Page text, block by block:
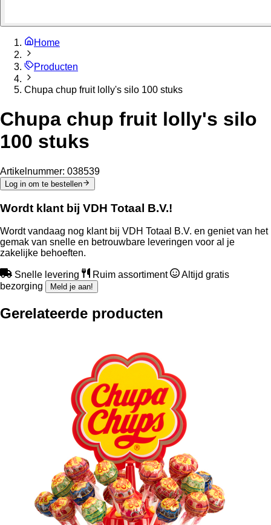
Home
Producten
Chupa chup fruit lolly's silo 100 stuks
Chupa chup fruit lolly's silo
100 stuks
Artikelnummer: 038539
Log in om te bestellen
Wordt klant bij VDH Totaal B.V.!
Wordt vandaag nog klant bij VDH Totaal B.V. en geniet van het
gemak van snelle en betrouwbare leveringen voor al je
zakelijke behoeften.
Snelle levering Ruim assortiment
Altijd gratis
bezorging
Meld je aan!
Gerelateerde producten